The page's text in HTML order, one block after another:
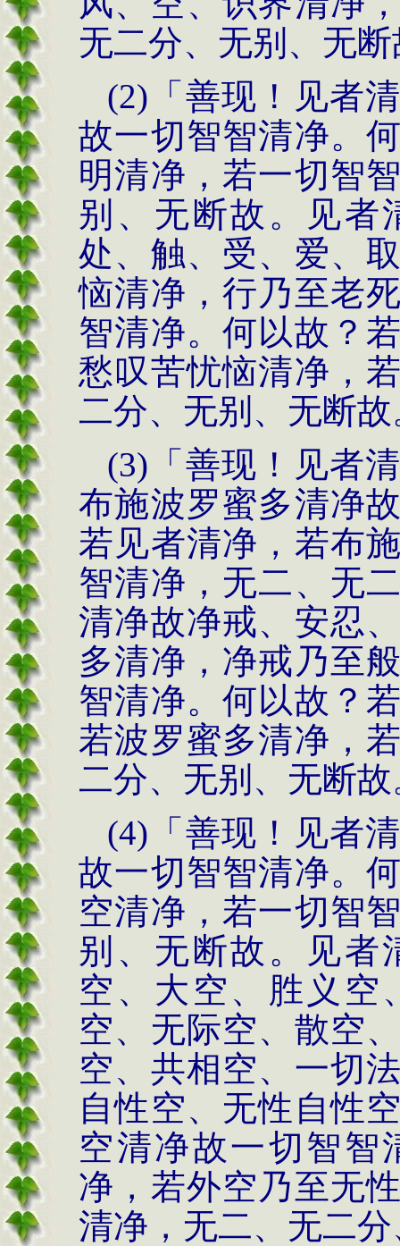
无二分、无别、无
(2) 「善现！见者
故一切智智清净。
明清净，若一切智
别、无断故。见者
处、触、受、爱、
恼清净，行乃至老
智清净。何以故？
愁叹苦忧恼清净，
二分、无别、无断故
(3) 「善现！见者
布施波罗蜜多清净
若 见者清净，若布
智清净，无二、无
清净故净戒、安忍
多清净， 净戒乃至
智清净。何以故？
若波罗蜜多清净，
二分、无别、无断故
(4) 「善现！见者
故一切智智清净。
空清净，若一切智
别、无断故。见者
空、大空、胜义空
空、 无际空、散空
空、共相空、 一切
自性空、无性自性
空清净故一切 智智
净，若外空乃至无
清净，无二、 无二